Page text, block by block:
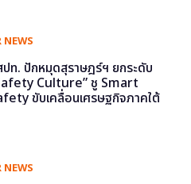
NEWS
ปท. ปักหมุดสุราษฎร์ฯ ยกระดับ
Culture” ชู Smart
ขับเคลื่อนเศรษฐกิจภาคใต้
NEWS